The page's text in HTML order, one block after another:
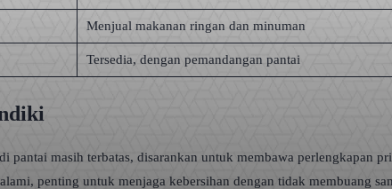
Menjual makanan ringan dan minuman
Tersedia, dengan pemandangan pantai
pantai masih terbatas, disarankan untuk membawa perlengkapan
penting untuk menjaga kebersihan dengan tidak membuang